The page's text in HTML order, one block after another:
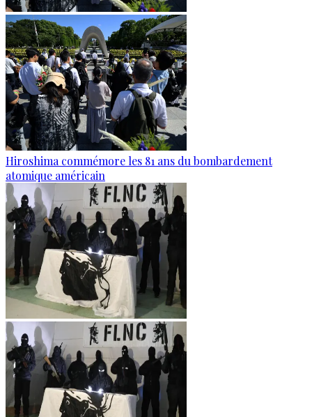
Hiroshima commémore les 81 ans du bombardement
atomique américain